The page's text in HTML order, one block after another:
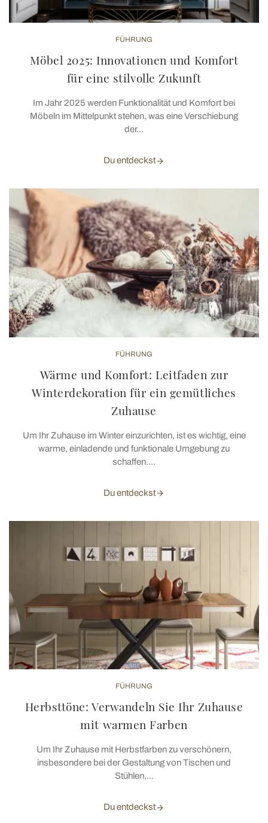
FÜHRUNG
Möbel 2025: Innovationen und Komfort
für eine stilvolle Zukunft
Im Jahr 2025 werden Funktionalität und Komfort bei
Möbeln im Mittelpunkt stehen, was eine Verschiebung
der...
Du entdeckst
FÜHRUNG
Wärme und Komfort: Leitfaden zur
Winterdekoration für ein gemütliches
Zuhause
Um Ihr Zuhause im Winter einzurichten, ist es wichtig, eine
warme, einladende und funktionale Umgebung zu
schaffen....
Du entdeckst
FÜHRUNG
Herbsttöne: Verwandeln Sie Ihr Zuhause
mit warmen Farben
Um Ihr Zuhause mit Herbstfarben zu verschönern,
insbesondere bei der Gestaltung von Tischen und
Stühlen,...
Du entdeckst